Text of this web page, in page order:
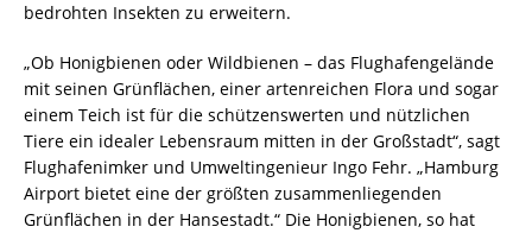
bedrohten Insekten zu erweitern.
„Ob Honigbienen oder Wildbienen – das Flughafengelände
mit seinen Grünflächen, einer artenreichen Flora und sogar
einem Teich ist für die schützenswerten und nützlichen
Tiere ein idealer Lebensraum mitten in der Großstadt“, sagt
Flughafenimker und Umweltingenieur Ingo Fehr. „Hamburg
Airport bietet eine der größten zusammenliegenden
Grünflächen in der Hansestadt.“ Die Honigbienen, so hat